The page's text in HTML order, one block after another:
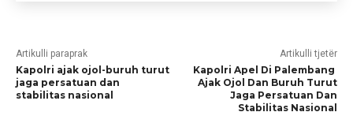
Artikulli paraprak
Kapolri ajak ojol-buruh turut
jaga persatuan dan
stabilitas nasional
Artikulli tjetër
Kapolri Apel Di Palembang
Ajak Ojol Dan Buruh Turut
Jaga Persatuan Dan
Stabilitas Nasional